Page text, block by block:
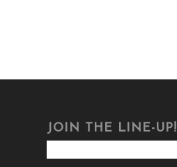
JOIN THE LINE-UP!